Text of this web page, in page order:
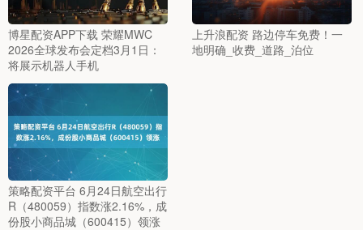
博星配资APP下载 荣耀MWC
2026全球发布会定档3月1日：
将展示机器人手机
上升浪配资 路边停车免费！一
地明确_收费_道路_泊位
策略配资平台 6月24日航空出行
R（480059）指数涨2.16%，成
份股小商品城（600415）领涨